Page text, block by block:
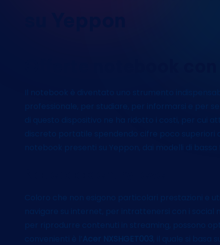
Il notebook è diventato uno strumento
professionale, per studiare, per informarsi e per
di questo dispositivo ne ha ridotto i costi, per cui
discreto portatile spendendo cifre poco superiori
notebook presenti su Yeppon, dai modelli di
Coloro che non esigono particolari prestazioni e
navigare su internet, per intrattenersi con i
per riprodurre contenuti in streaming, possono
convenienti è l’
Acer NXSHGET003 , il quale si basa